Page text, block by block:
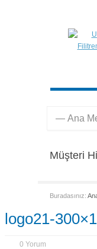
Müşteri
Buradasınız:
logo21-
0 Yorum